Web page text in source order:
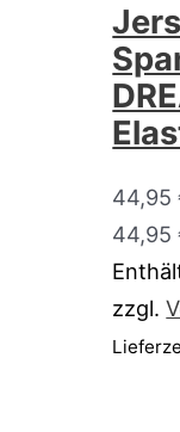
44,95
44,95
zzgl.